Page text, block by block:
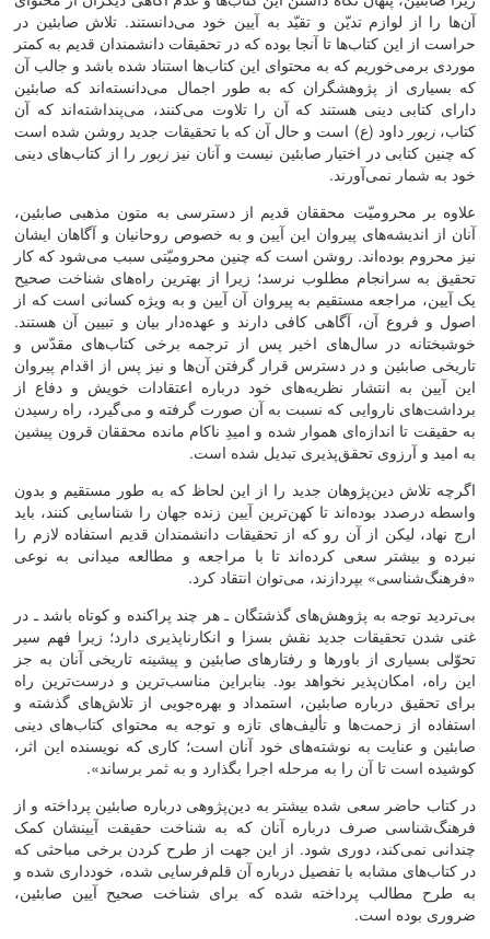
آن‌‌ها را از لوازم تدیّن و تقیّد به آیین خود می‌‌دانستند. تلاش صابئین در
حراست از این کتاب‌‌ها تا آنجا بوده که در تحقیقات دانشمندان قدیم به کمتر
موردی برمی‌‌خوریم که به محتوای این کتاب‌‌ها استناد شده باشد و جالب آن
که بسیاری از پژوهشگران که به ‌‌طور اجمال می‌‌دانسته‌‌اند که صابئین
دارای کتابی دینی هستند که آن را تلاوت می‌‌کنند، می‌‌پنداشته‌‌اند که آن
کتاب،زبور داود (ع) است و حال آن که با تحقیقات جدید روشن شده است
که چنین کتابی در اختیار صابئین نیست و آنان نیززبور را از کتاب‌‌های دینی
خود به شمار نمی‌‌آورند.
علاوه بر محرومیّت محققان قدیم از دسترسی به متون مذهبی صابئین،
آنان از اندیشه‌‌های پیروان این آیین و به خصوص روحانیان و آگاهان ایشان
نیز محروم بوده‌‌اند. روشن است که چنین محرومیّتی سبب می‌‌شود که کار
تحقیق به سرانجام مطلوب نرسد؛ زیرا از بهترین راه‌‌های شناخت صحیح
یک آیین، مراجعه مستقیم به پیروان آن آیین و به ویژه کسانی است که از
اصول و فروع آن، آگاهی کافی دارند و عهده‌‌دار بیان و تبیین آن هستند.
خوشبختانه در سال‌‌های اخیر پس از ترجمه برخی کتاب‌‌های مقدّس و
تاریخی صابئین و در دسترس قرار گرفتن آن‌‌ها و نیز پس از اقدام پیروان
این آیین به انتشار نظریه‌‌های خود درباره اعتقادات خویش و دفاع از
برداشت‌‌های ناروایی که نسبت به آن صورت گرفته و می‌‌گیرد، راه رسیدن
به حقیقت تا اندازه‌‌ای هموار شده و امیدِ ناکام مانده محققان قرون پیشین
به امید و آرزوی تحقق‌پذیری تبدیل شده است.
اگرچه تلاش دین‌‌پژوهان جدید را از این لحاظ که به‌ ‌طور مستقیم و بدون
واسطه درصدد بوده‌‌اند تا کهن‌‌ترین آیین زنده جهان را شناسایی کنند، باید
ارج نهاد، لیکن از آن رو که از تحقیقات دانشمندان قدیم استفاده لازم را
نبرده و بیشتر سعی کرده‌اند تا با مراجعه و مطالعه میدانی به نوعی
«فرهنگ‌شناسی» بپردازند، می‌‌توان انتقاد کرد.
بی‌‌تردید توجه به پژوهش‌‌های گذشتگان ـ هر چند پراکنده و کوتاه باشد ـ در
غنی شدن تحقیقات جدید نقش بسزا و انکارناپذیری دارد؛ زیرا فهم سیر
تحوّلی بسیاری از باورها و رفتارهای صابئین و پیشینه تاریخی آنان به جز
این راه، امکان‌‌پذیر نخواهد بود. بنابراین مناسب‌‌ترین و درست‌‌ترین راه
برای تحقیق درباره صابئین، استمداد و بهره‌‌جویی از تلاش‌‌های گذشته و
استفاده از زحمت‌‌ها و تألیف‌‌های تازه و توجه به محتوای کتاب‌‌های دینی
صابئین و عنایت به نوشته‌‌های خود آنان است؛ کاری که نویسنده این اثر،
کوشیده است تا آن را به مرحله اجرا بگذارد و به ثمر برساند».
در کتاب حاضر سعی شده بیشتر به دین‌‌پژوهی درباره صابئین پرداخته و از
فرهنگ‌‌شناسی صرف درباره آنان که به شناخت حقیقت آیینشان کمک
چندانی نمی‌‌کند، دوری شود. از این جهت از طرح کردن برخی مباحثی که
در کتاب‌‌های مشابه با تفصیل درباره آن قلم‌‌فرسایی شده، خودداری شده و
به طرح مطالب پرداخته شده که برای شناخت صحیح آیین صابئین،
ضروری بوده است.